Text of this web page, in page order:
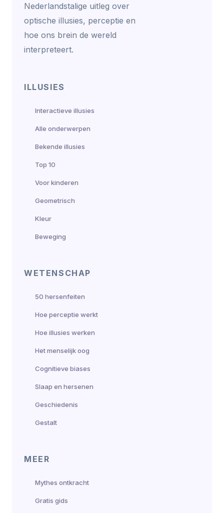
Nederlandstalige uitleg over
optische illusies, perceptie en
hoe ons brein de wereld
interpreteert.
ILLUSIES
Interactieve illusies
Alle onderwerpen
Bekende illusies
Top 10
Voor kinderen
Geometrisch
Kleur
Beweging
WETENSCHAP
50 hersenfeiten
Hoe perceptie werkt
Hoe illusies werken
Het menselijk oog
Cognitieve biases
Slaap en hersenen
Geschiedenis
Gestalt
MEER
Mythes ontkracht
Gratis gids